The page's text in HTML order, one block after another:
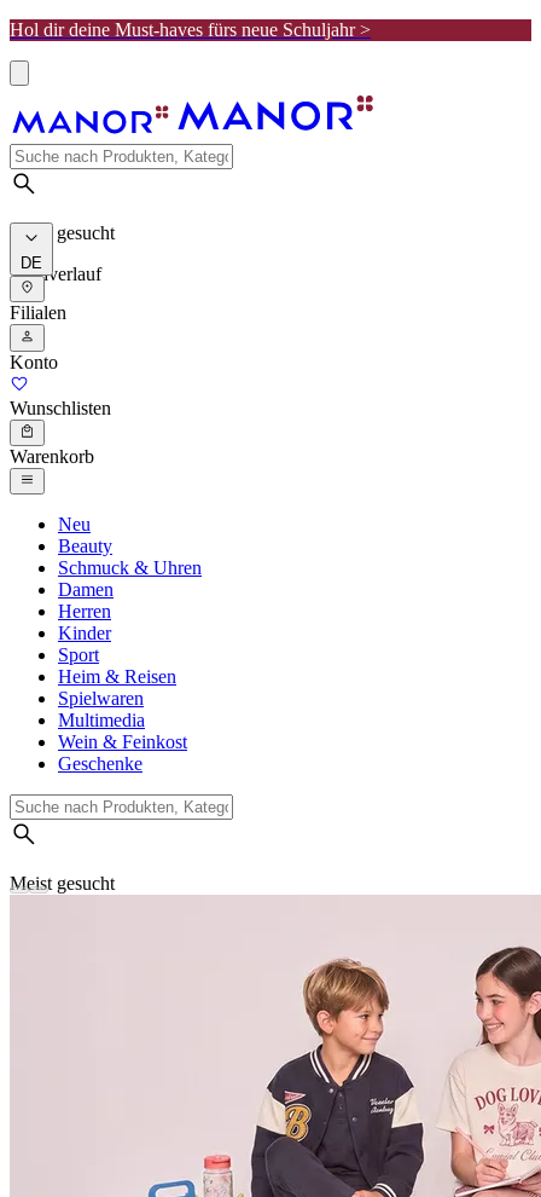
Hol dir deine Must-haves fürs neue Schuljahr >
Meist gesucht
Suchverlauf
DE
Filialen
Konto
Wunschlisten
Warenkorb
Neu
Beauty
Schmuck & Uhren
Damen
Herren
Kinder
Sport
Heim & Reisen
Spielwaren
Multimedia
Wein & Feinkost
Geschenke
Meist gesucht